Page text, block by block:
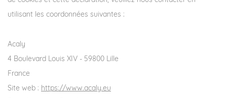
utilisant les coordonnées suivantes :
Acaly
4 Boulevard Louis XIV - 59800 Lille
France
Site web : https://www.acaly.eu